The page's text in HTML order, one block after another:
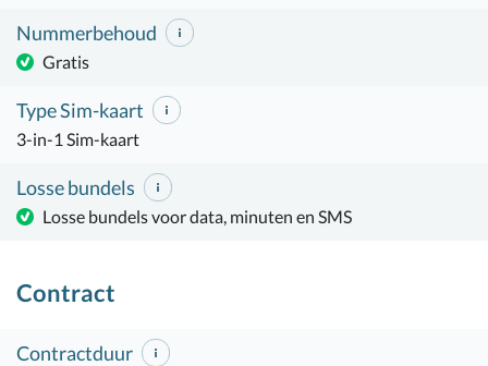
Nummerbehoud
Gratis
Type Sim-kaart
3-in-1 Sim-kaart
Losse bundels
Losse bundels voor data, minuten en SMS
Contract
Contractduur